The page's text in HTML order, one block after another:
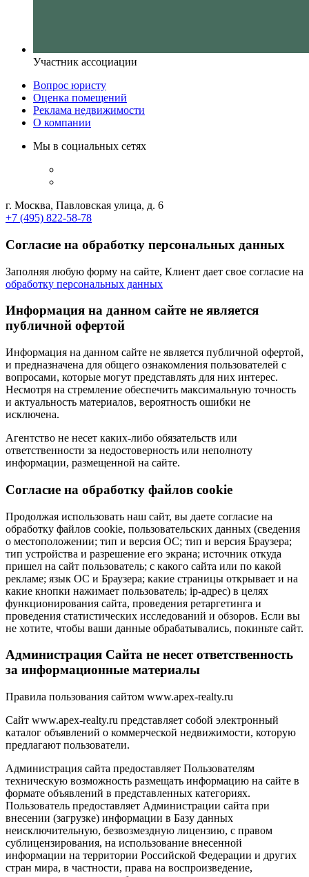
Участник ассоциации
Вопрос юристу
Оценка помещений
Реклама недвижимости
О компании
Мы в социальных сетях
г. Москва, Павловская улица, д. 6
+7 (495) 822-58-78
Согласие на обработку персональных данных
Заполняя любую форму на сайте, Клиент дает свое согласие на
обработку персональных данных
Информация на данном сайте не является
публичной офертой
Информация на данном сайте не является публичной офертой,
и предназначена для общего ознакомления пользователей с
вопросами, которые могут представлять для них интерес.
Несмотря на стремление обеспечить максимальную точность
и актуальность материалов, вероятность ошибки не
исключена.
Агентство не несет каких-либо обязательств или
ответственности за недостоверность или неполноту
информации, размещенной на сайте.
Cогласие на обработку файлов cookie
Продолжая использовать наш сайт, вы даете согласие на
обработку файлов cookie, пользовательских данных (сведения
о местоположении; тип и версия ОС; тип и версия Браузера;
тип устройства и разрешение его экрана; источник откуда
пришел на сайт пользователь; с какого сайта или по какой
рекламе; язык ОС и Браузера; какие страницы открывает и на
какие кнопки нажимает пользователь; ip-адрес) в целях
функционирования сайта, проведения ретаргетинга и
проведения статистических исследований и обзоров. Если вы
не хотите, чтобы ваши данные обрабатывались, покиньте сайт.
Администрация Сайта не несет ответственность
за информационные материалы
Правила пользования сайтом www.apex-realty.ru
Сайт www.apex-realty.ru представляет собой электронный
каталог объявлений о коммерческой недвижимости, которую
предлагают пользователи.
Администрация сайта предоставляет Пользователям
техническую возможность размещать информацию на сайте в
формате объявлений в представленных категориях.
Пользователь предоставляет Администрации сайта при
внесении (загрузке) информации в Базу данных
неисключительную, безвозмездную лицензию, с правом
сублицензирования, на использование внесенной
информации на территории Российской Федерации и других
стран мира, в частности, права на воспроизведение,